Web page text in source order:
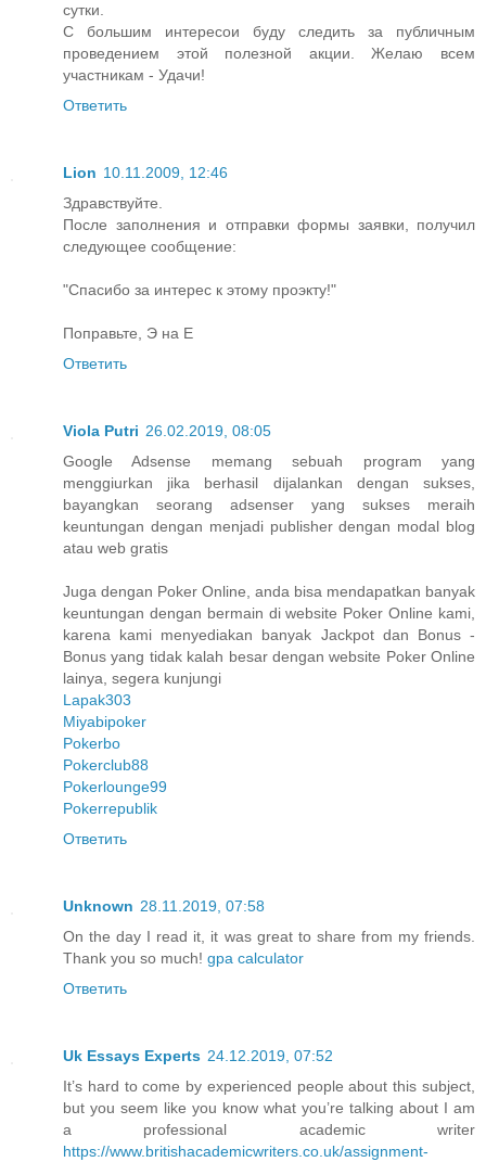
сутки.
С большим интересои буду следить за публичным
проведением этой полезной акции. Желаю всем
участникам - Удачи!
Ответить
Lion 10.11.2009, 12:46
Здравствуйте.
После заполнения и отправки формы заявки, получил
следующее сообщение:
"Спасибо за интерес к этому проэкту!"
Поправьте, Э на Е
Ответить
Viola Putri 26.02.2019, 08:05
Google Adsense memang sebuah program yang
menggiurkan jika berhasil dijalankan dengan sukses,
bayangkan seorang adsenser yang sukses meraih
keuntungan dengan menjadi publisher dengan modal blog
atau web gratis
Juga dengan Poker Online, anda bisa mendapatkan banyak
keuntungan dengan bermain di website Poker Online kami,
karena kami menyediakan banyak Jackpot dan Bonus -
Bonus yang tidak kalah besar dengan website Poker Online
lainya, segera kunjungi
Lapak303
Miyabipoker
Pokerbo
Pokerclub88
Pokerlounge99
Pokerrepublik
Ответить
Unknown 28.11.2019, 07:58
On the day I read it, it was great to share from my friends.
Thank you so much! gpa calculator
Ответить
Uk Essays Experts 24.12.2019, 07:52
It’s hard to come by experienced people about this subject,
but you seem like you know what you’re talking about I am
a professional academic writer
https://www.britishacademicwriters.co.uk/assignment-